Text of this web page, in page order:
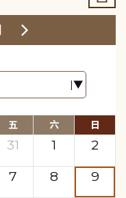
五 六 日
31 1
2
7 8
9